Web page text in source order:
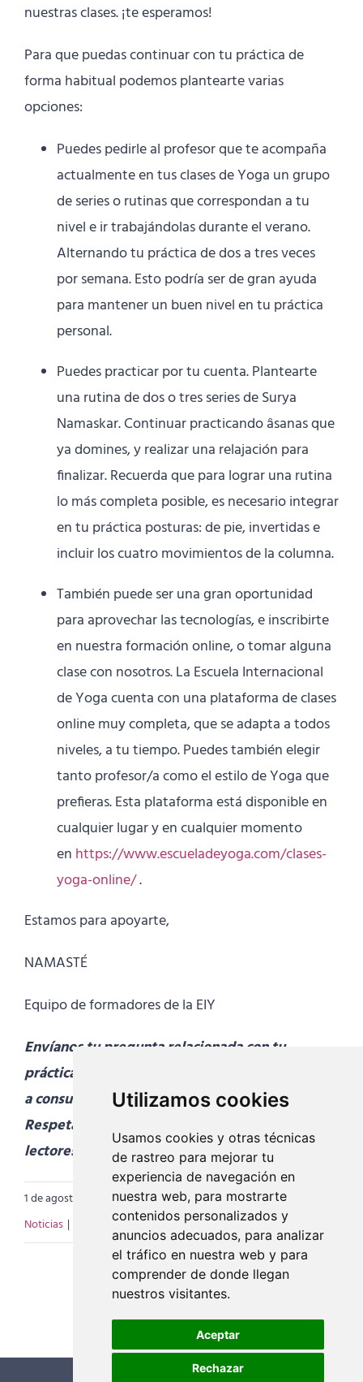
Utilizamos cookies
Usamos cookies y otras técnicas
de rastreo para mejorar tu
experiencia de navegación en
nuestra web, para mostrarte
contenidos personalizados y
anuncios adecuados, para analizar
el tráfico en nuestra web y para
comprender de donde llegan
nuestros visitantes.
Aceptar
Rechazar
nuestras clases. ¡te esperamos!
Para que puedas continuar con tu práctica de
forma habitual podemos plantearte varias
opciones:
Puedes pedirle al profesor que te acompaña
actualmente en tus clases de Yoga un grupo
de series o rutinas que correspondan a tu
nivel e ir trabajándolas durante el verano.
Alternando tu práctica de dos a tres veces
por semana. Esto podría ser de gran ayuda
para mantener un buen nivel en tu práctica
personal.
Puedes practicar por tu cuenta. Plantearte
una rutina de dos o tres series de Surya
Namaskar. Continuar practicando âsanas que
ya domines, y realizar una relajación para
finalizar. Recuerda que para lograr una rutina
lo más completa posible, es necesario integrar
en tu práctica posturas: de pie, invertidas e
incluir los cuatro movimientos de la columna.
También puede ser una gran oportunidad
para aprovechar las tecnologías, e inscribirte
en nuestra formación online, o tomar alguna
clase con nosotros. La Escuela Internacional
de Yoga cuenta con una plataforma de clases
online muy completa, que se adapta a todos
niveles, a tu tiempo. Puedes también elegir
tanto profesor/a como el estilo de Yoga que
prefieras. Esta plataforma está disponible en
cualquier lugar y en cualquier momento
en https://www.escueladeyoga.com/clases-
yoga-online/.
Estamos para apoyarte,
NAMASTÉ
Equipo de formadores de la EIY
Envíanos tu pregunta relacionada con tu
práctica de Yoga
aconsultorio@escueladeyoga.com.
Respetaremos la confidencialidad de los
lectores. Esperamos vuestras consultas.
1 de agosto de 2018 | Categorías:Consultorio,
Noticias | Etiquetas:practica de yoga,verano